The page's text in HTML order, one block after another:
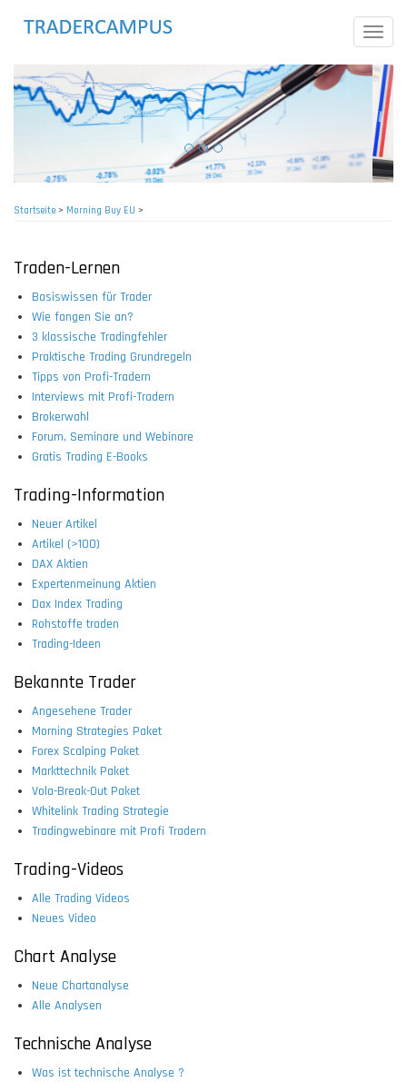
Toggle
Startseite> Morning Buy EU >
Traden-Lernen
Basiswissen für Trader
Wie fangen Sie an?
3 klassische Tradingfehler
Praktische Trading Grundregeln
Tipps von Profi-Tradern
Interviews mit Profi-Tradern
Brokerwahl
Forum, Seminare und Webinare
Gratis Trading E-Books
Trading-Information
Neuer Artikel
Artikel (>100)
DAX Aktien
Expertenmeinung Aktien
Dax Index Trading
Rohstoffe traden
Trading-Ideen
Bekannte Trader
Angesehene Trader
Morning Strategies Paket
Forex Scalping Paket
Markttechnik Paket
Vola-Break-Out Paket
Whitelink Trading Strategie
Tradingwebinare mit Profi Tradern
Trading-Videos
Alle Trading Videos
Neues Video
Chart Analyse
Neue Chartanalyse
Alle Analysen
Technische Analyse
Was ist technische Analyse ?